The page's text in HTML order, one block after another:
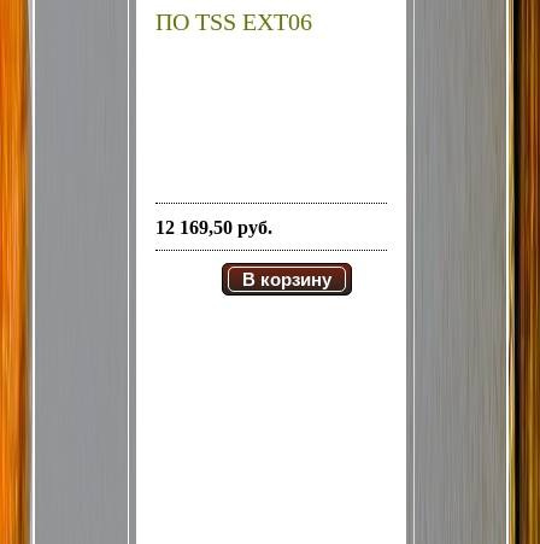
ПО TSS EXT06
12 169,50 руб.
В корзину